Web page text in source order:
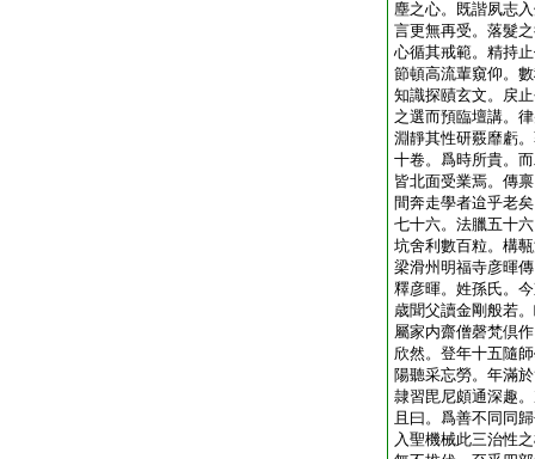
塵之心。既諧夙志
言更無再受。落髮
心循其戒範。精持
節頓高流輩窺仰。
知識探賾玄文。戻
之選而預臨壇講。
淵靜其性研覈靡虧
十卷。爲時所貴。
皆北面受業焉。傳
間奔走學者迨乎老
七十六。法臘五十
坑舍利數百粒。構
梁滑州明福寺彦暉傳
釋彦暉。姓孫氏。
歳聞父讀金剛般若
屬家内齋僧磬梵倶
欣然。登年十五隨
陽聽采忘勞。年滿
隷習毘尼頗通深趣
且曰。爲善不同同
入聖機械此三治性